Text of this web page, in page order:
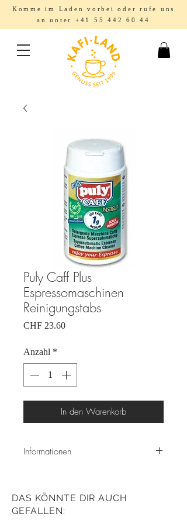
Komme im Laden vorbei oder rufe uns
an unter +41 55 442 60 44
Puly Caff Plus
Espressomaschinen
Reinigungstabs
CHF 23.60Preis
Anzahl *
In den Warenkorb
Informationen
100 Tabs à 1g.
DAS KÖNNTE DIR AUCH
GEFALLEN: